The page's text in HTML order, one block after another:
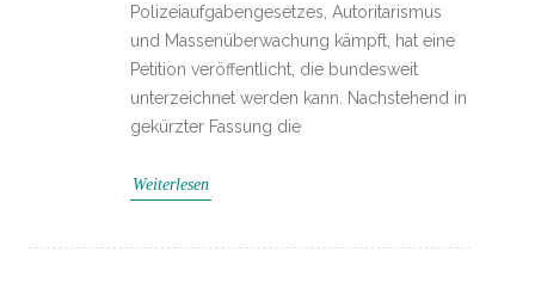
Polizeiaufgabengesetzes, Autoritarismus
und Massenüberwachung kämpft, hat eine
Petition veröffentlicht, die bundesweit
unterzeichnet werden kann. Nachstehend in
gekürzter Fassung die
Weiterlesen